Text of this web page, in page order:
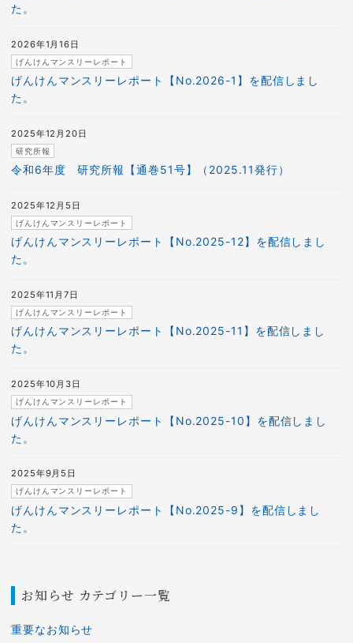
た。
げんけんマンスリーレポート【No.2026-1】を配信しまし
た。
げんけんマンスリーレポート
2026年1月16日
令和6年度 研究所報【通巻51号】（2025.11発行）
研究所報
2025年12月20日
げんけんマンスリーレポート【No.2025-12】を配信しまし
た。
げんけんマンスリーレポート
2025年12月5日
げんけんマンスリーレポート【No.2025-11】を配信しまし
た。
げんけんマンスリーレポート
2025年11月7日
げんけんマンスリーレポート【No.2025-10】を配信しまし
た。
げんけんマンスリーレポート
2025年10月3日
げんけんマンスリーレポート【No.2025-9】を配信しまし
た。
げんけんマンスリーレポート
2025年9月5日
お知らせ カテゴリー一覧
重要なお知らせ